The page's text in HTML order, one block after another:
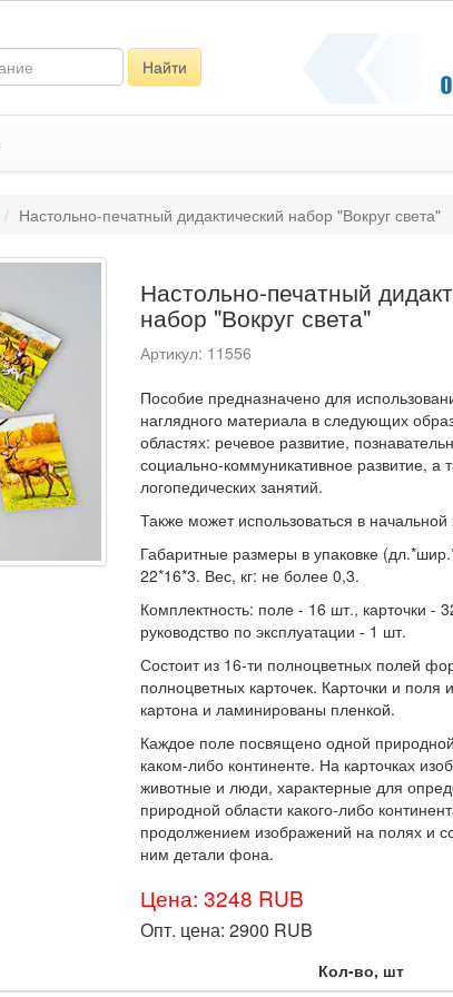
Найти
Настольно-печатный дидактический набор "Вокруг света"
Настольно-печатный
набор "Вокруг света"
Артикул: 11556
Пособие предназначено для
наглядного материала в следующих
областях: речевое развитие,
социально-коммуникативное развитие, а
логопедических занятий.
Также может использоваться в
Габаритные размеры в упаковке
22*16*3. Вес, кг: не более 0,3.
Комплектность: поле - 16 шт., карточки -
руководство по эксплуатации - 1 шт.
Состоит из 16-ти полноцветных полей
полноцветных карточек. Карточки и поля
картона и ламинированы пленкой.
Каждое поле посвящено одной
каком-либо континенте. На карточках
животные и люди, характерные для
природной области какого-либо
продолжением изображений на полях и
ним детали фона.​
Цена: 3248 RUB
Опт. цена:2900 RUB
Кол-во, шт